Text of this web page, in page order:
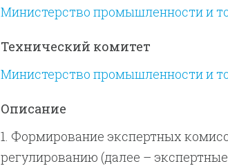
Министерство промышленности и
Технический комитет
Министерство промышленности и
Описание
1. Формирование экспертных
регулированию (далее –